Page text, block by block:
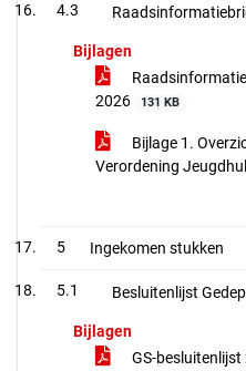
4.3
Bijlagen
2026
131 KB
Bijlage 1.
Verordening
5 Ingekomen stukken
5.1 Besluitenlijst
Bijlagen
GS-